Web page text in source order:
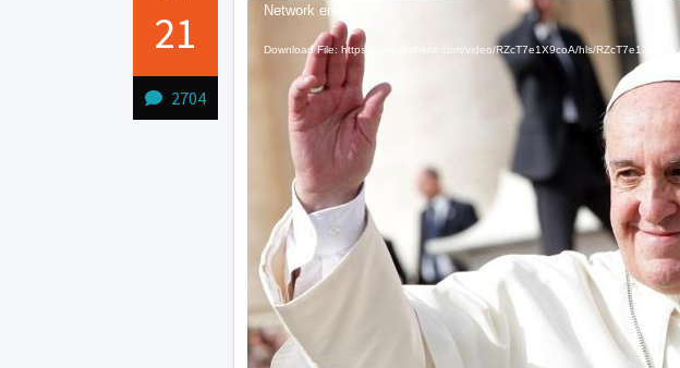
21
2704
Video
Video
Network error
Download File: https://cdn.yzzhenli.com/video/RZcT7e1X9coA/hls/